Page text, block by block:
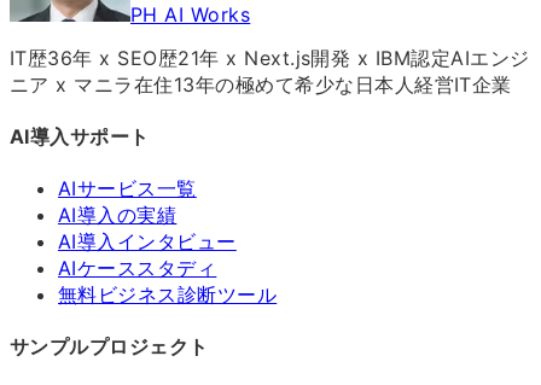
PH AI Works
IT歴36年 x SEO歴21年 x Next.js開発 x IBM認定AIエンジ
ニア x マニラ在住13年の極めて希少な日本人経営IT企業
AI導入サポート
AIサービス一覧
AI導入の実績
AI導入インタビュー
AIケーススタディ
無料ビジネス診断ツール
サンプルプロジェクト